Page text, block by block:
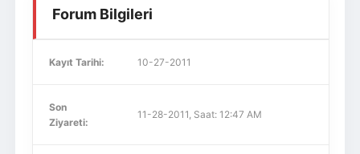
Forum Bilgileri
Kayıt Tarihi: 10-27-2011
Son
Ziyareti:
11-28-2011, Saat: 12:47 AM